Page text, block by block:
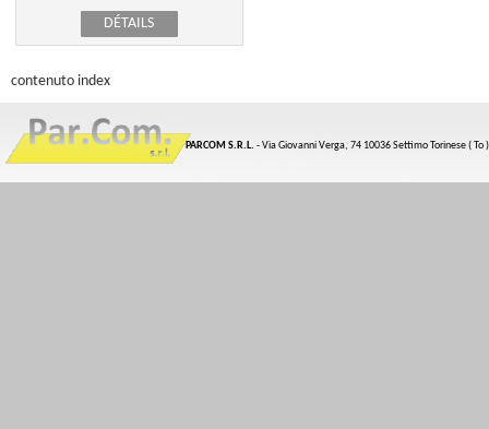
DÉTAILS
contenuto index
PARCOM S.R.L. - Via Giovanni Verga, 74 10036 Settimo Torinese ( To